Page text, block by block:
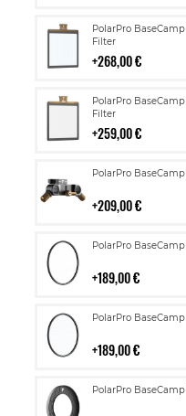
PolarPro
Filter
268,00 €
Lisää
ostoskoriin
PolarPro
Filter
259,00 €
Lisää
ostoskoriin
PolarPro
209,00 €
Lisää
PolarPro
189,00 €
Lisää
PolarPro
189,00 €
Lisää
PolarPro
Lisää